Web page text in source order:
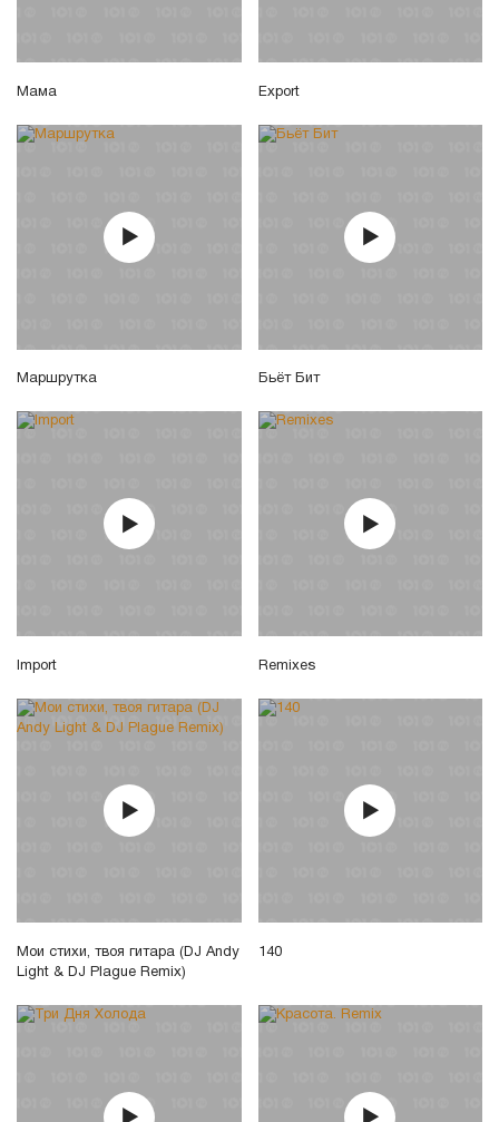
Мама Export
Маршрутка Бьёт Бит
Import Remixes
Мои стихи, твоя гитара (DJ Andy
Light & DJ Plague Remix)
140